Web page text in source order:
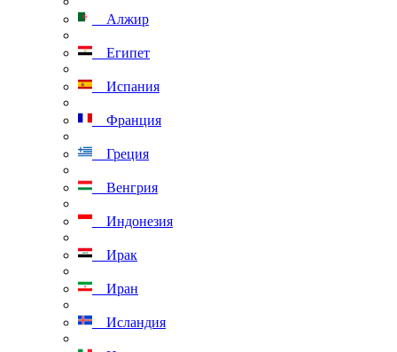
Алжир
Египет
Испания
Франция
Греция
Венгрия
Индонезия
Ирак
Иран
Исландия